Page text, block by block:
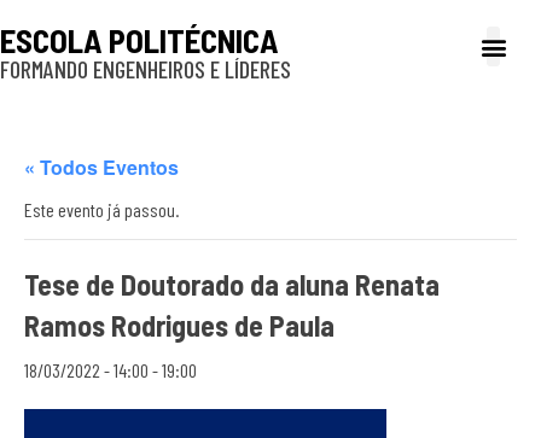
ESCOLA POLITÉCNICA
FORMANDO ENGENHEIROS E LÍDERES
« Todos Eventos
Este evento já passou.
Tese de Doutorado da aluna Renata
Ramos Rodrigues de Paula
18/03/2022 - 14:00 -19:00